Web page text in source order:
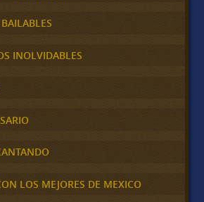
INOLVIDABLES
LOS MEJORES DE MEXICO